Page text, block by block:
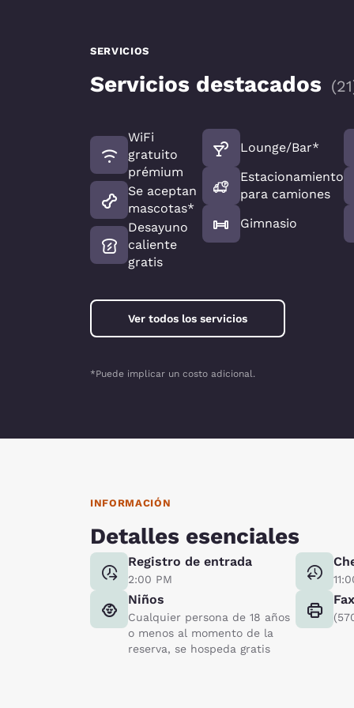
SERVICIOS
Servicios destacados (21
WiFi
gratuito
prémium
Se aceptan
mascotas*
Desayuno
caliente
gratis
Lounge/Bar*
Estacionamiento
para camiones
Gimnasio
Ver todos los servicios
*Puede implicar un costo adicional.
INFORMACIÓN
Detalles esenciales
Registro de entrada
2:00 PM
Niños
Cualquier persona de 18 años
o menos al momento de la
reserva, se hospeda gratis
Fax